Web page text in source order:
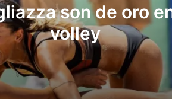
son de oro
volley